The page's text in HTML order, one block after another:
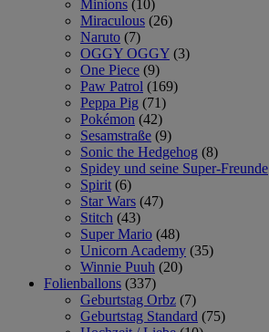
Minions (10)
Miraculous (26)
Naruto (7)
OGGY OGGY (3)
One Piece (9)
Paw Patrol (169)
Peppa Pig (71)
Pokémon (42)
Sesamstraße (9)
Sonic the Hedgehog (8)
Spidey und seine Super-Freunde
Spirit (6)
Star Wars (47)
Stitch (43)
Super Mario (48)
Unicorn Academy (35)
Winnie Puuh (20)
Folienballons (337)
Geburtstag Orbz (7)
Geburtstag Standard (75)